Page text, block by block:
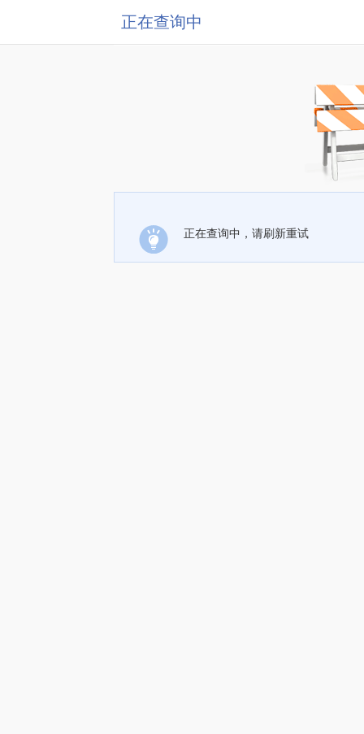
正在查询中
正在查询中，请刷新重试